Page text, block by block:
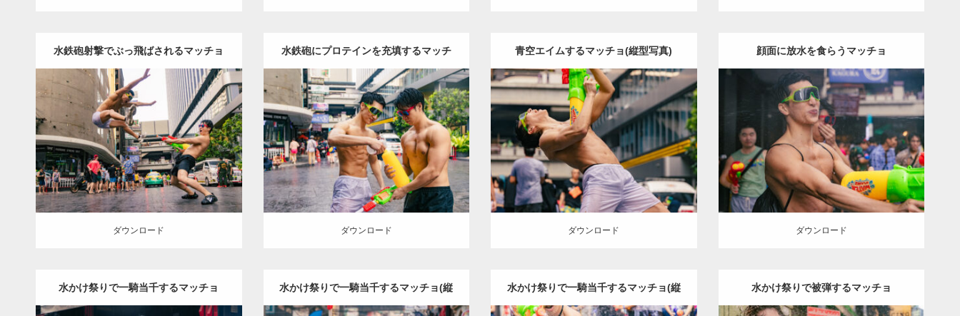
水鉄砲射撃でぶっ飛ばされるマッチョ
Update:2023.05.20
Category:ソンクランのマッチョ in バ
ンコク(タイ) オレンジの人
AKIHITO(細
マッチョ) SOSUKE ぶっ飛ばされマッ
チョ バンコク(タイ)
ダウンロード
ダウンロード
水鉄砲にプロテインを充填するマッチ
ョ
Update:2023.05.20
Category:ソンクランのマッチョ in バ
ンコク(タイ) オレンジの人 AKIHITO(細
マッチョ) SOSUKE 大胸筋 肩 腹筋 バ
ンコク(タイ)
ダウンロード
ダウンロード
青空エイムするマッチョ(縦型写真)
Update:2023.05.20
Category:ソンクランのマッチョ in バ
ンコク(タイ) オレンジの人
AKIHITO(細
マッチョ) バンコク(タイ)
ダウンロード
ダウンロード
顔面に放水を食らうマッチョ
Update:2023.05.20
Category:ソンクランのマッチョ in バ
ンコク(タイ) オレンジの人
AKIHITO(細
マッチョ) 上腕三頭筋 肩
バンコク(タ
イ)
ダウンロード
ダウンロード
水かけ祭りで一騎当千するマッチョ 水かけ祭りで一騎当千するマッチョ(縦 水かけ祭りで一騎当千するマッチョ(縦 水かけ祭りで被弾するマッチョ